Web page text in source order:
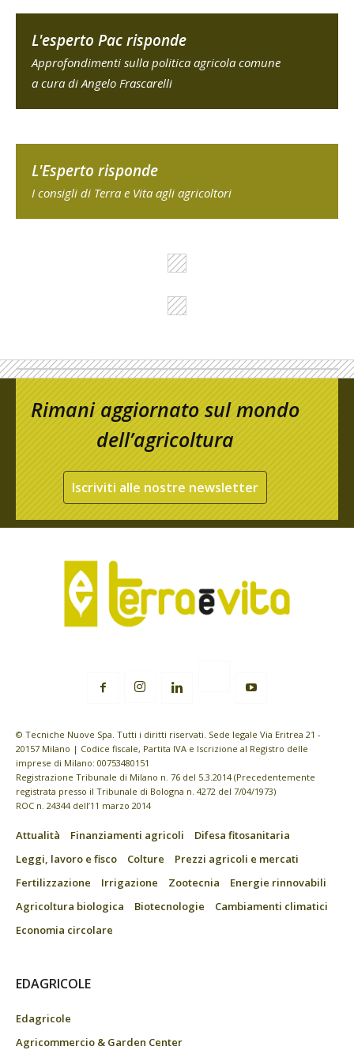
L'esperto Pac risponde
Approfondimenti sulla politica agricola comune
a cura di Angelo Frascarelli
L'Esperto risponde
I consigli di Terra e Vita agli agricoltori
Rimani aggiornato sul mondo
dell’agricoltura
Iscriviti alle nostre newsletter
© Tecniche Nuove Spa. Tutti i diritti riservati. Sede legale Via Eritrea 21 -
20157 Milano | Codice fiscale, Partita IVA e Iscrizione al Registro delle
imprese di Milano: 00753480151
Registrazione Tribunale di Milano n. 76 del 5.3.2014 (Precedentemente
registrata presso il Tribunale di Bologna n. 4272 del 7/04/1973)
ROC n. 24344 dell’11 marzo 2014
Attualità Finanziamenti agricoli
Difesa fitosanitaria
Leggi, lavoro e fisco
Colture
Prezzi agricoli e mercati
Fertilizzazione
Irrigazione Zootecnia
Energie rinnovabili
Agricoltura biologica
Biotecnologie
Cambiamenti climatici
Economia circolare
EDAGRICOLE
Edagricole
Agricommercio & Garden Center